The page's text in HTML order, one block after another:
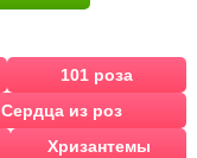
101 роза
Сердца из роз
Хризантемы